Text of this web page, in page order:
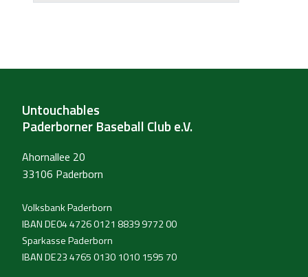
Untouchables
Paderborner Baseball Club e.V.
Ahornallee 20
33106 Paderborn
Volksbank Paderborn
IBAN DE04 4726 0121 8839 9772 00
Sparkasse Paderborn
IBAN DE23 4765 0130 1010 1595 70